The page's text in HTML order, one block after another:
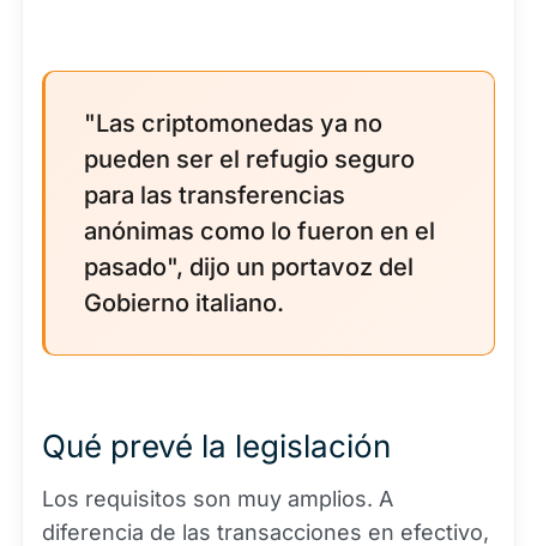
"Las criptomonedas ya no
pueden ser el refugio seguro
para las transferencias
anónimas como lo fueron en el
pasado", dijo un portavoz del
Gobierno italiano.
Qué prevé la legislación
Los requisitos son muy amplios. A
diferencia de las transacciones en efectivo,